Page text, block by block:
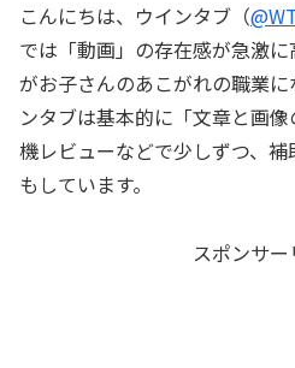
こんにちは、ウインタブ（
では「動画」の存在感が急激
がお子さんのあこがれの職業
ンタブは基本的に「文章と画
機レビューなどで少しずつ、
もしています。
スポンサー